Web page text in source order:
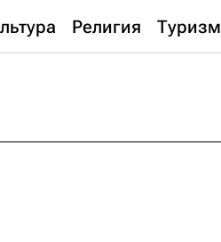
Религия Туризм